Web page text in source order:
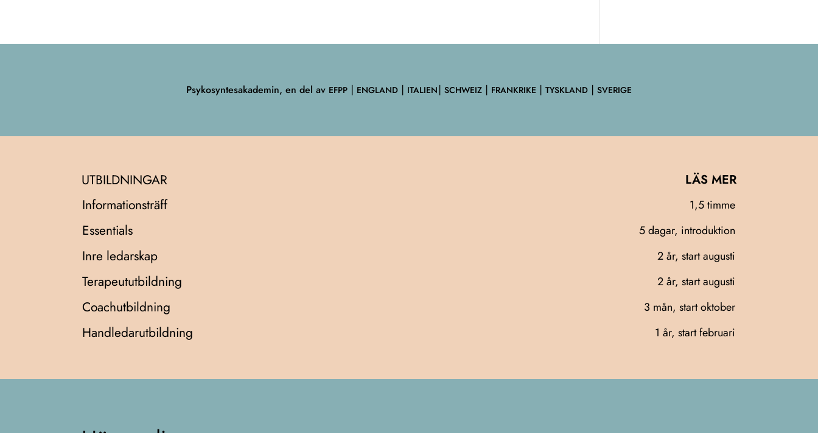
Psykosyntesakademin, en del av EFPP ⎮ ENGLAND ⎮ ITALIEN⎮ SCHWEIZ ⎮ FRANKRIKE ⎮ TYSKLAND ⎮ SVERIGE
UTBILDNINGAR LÄS MER
Informationsträff 1,5 timme
Essentials 5 dagar, introduktion
Inre ledarskap 2 år, start augusti
Terapeututbildning 2 år, start augusti
Coachutbildning 3 mån, start oktober
Handledarutbildning 1 år, start februari